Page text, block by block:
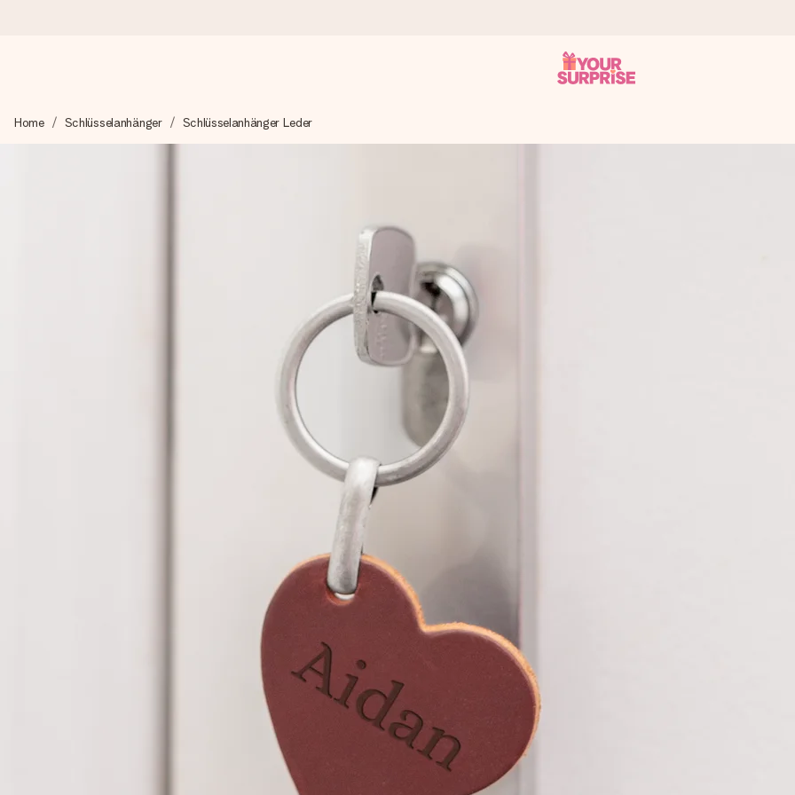
Wir bereiten dein Geschenk sorgfältig vor und schicken es blitzschnell – damit du es genau zum richtigen Zeitpunkt überreichen
Unsere Geschenke begeistern. Kunden bewerten uns mit 4,8 bei Google Reviews (Gesamtergebnis aller Länder, in die wir
Mit Liebe gemacht, im Handumdrehen
Erstelle etwas Einzigartiges in wenigen Schritten – mit ihrem Namen, deinem Foto oder einer Nachricht von Herzen. Kein
Home Schlüsselanhänger Schlüsselanhänger Leder